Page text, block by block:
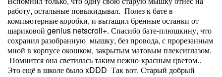
работу, остальные повыкидывал. Полез к бате в
компьютерные коробки, и вытащил бренные останки от
шариковой genius netscroll+. Спасибо бате-плюшкину, что
сохранил разобранную мышку, без провода, с прорезанным
мной в корпусе окошком, закрытым матовым плексиглазом.
Помнится она светилась таким нежно-красным цветом..
Это ещё в школе было xDDD Так вот. Старый добрый